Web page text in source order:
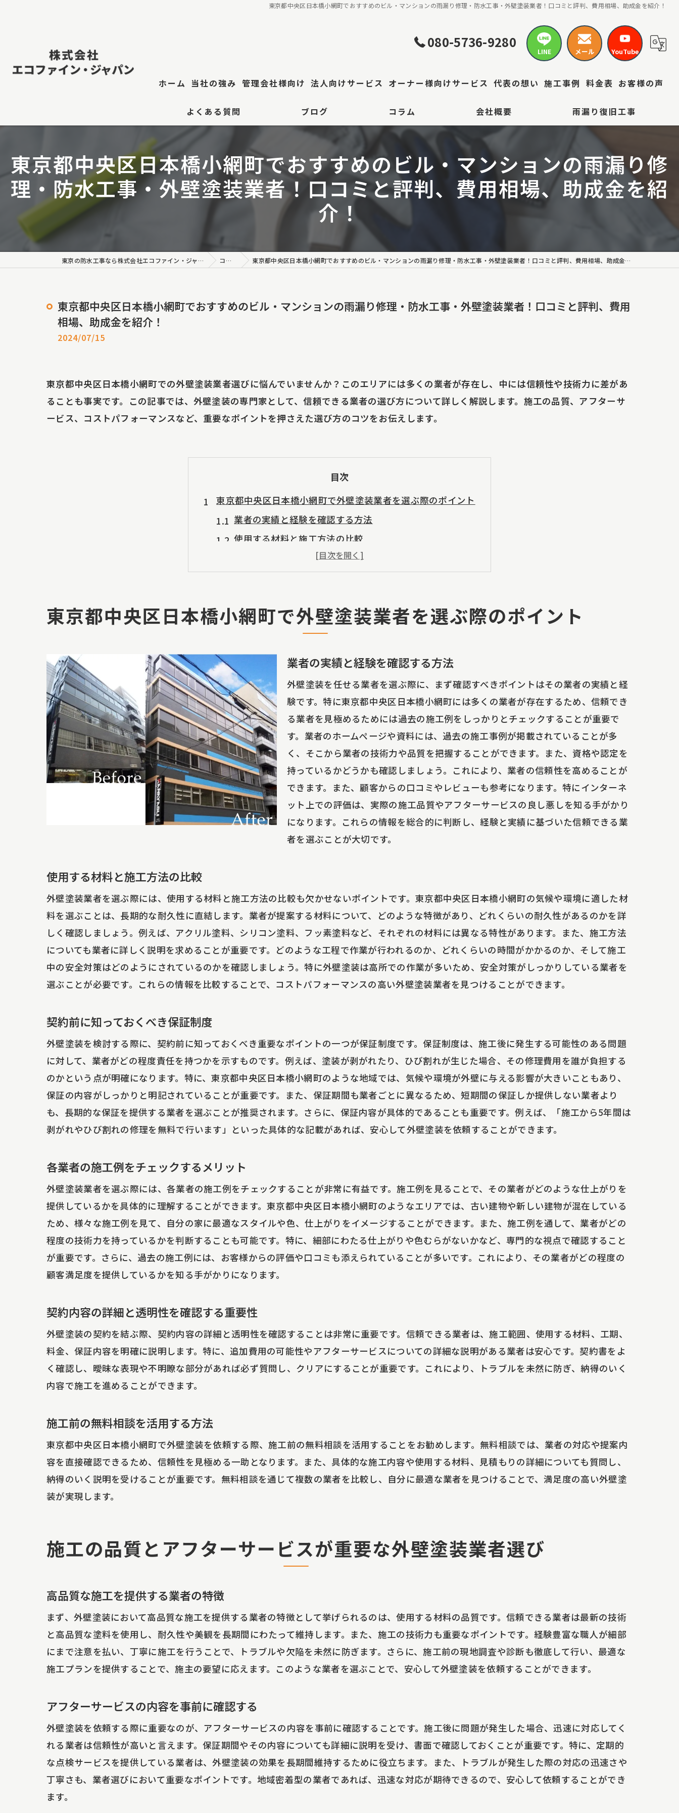
東京都中央区日本橋小網町でおすすめのビル・マンションの雨漏り修理・防水工事・外壁塗装業者！口コミと評判、費用相場、助成金を紹介！
080-5736-9280
LINE メール YouTube
ホーム 当社の強み
江東区 防水工事
屋根塗装
ロープアクセス工法
雨漏り修理
シーリング工事
雨樋工事
管理会社様向け 法人向けサービス オーナー様向けサービス 代表の想い 施工事例 料金表 お客様の声
よくある質問 ブログ コラム 会社概要 雨漏り復旧工事
東京都中央区日本橋小網町でおすすめのビル・マンションの雨漏り修
理・防水工事・外壁塗装業者！口コミと評判、費用相場、助成金を紹
介！
東京の防水工事なら株式会社エコファイン・ジャパン コラム 東京都中央区日本橋小網町でおすすめのビル・マンションの雨漏り修理・防水工事・外壁塗装業者！口コミと評判、費用相場、助成金を紹介！
東京都中央区日本橋小網町でおすすめのビル・マンションの雨漏り修理・防水工事・外壁塗装業者！口コミと評判、費用
相場、助成金を紹介！
2024/07/15
東京都中央区日本橋小網町での外壁塗装業者選びに悩んでいませんか？このエリアには多くの業者が存在し、中には信頼性や技術力に差があ
ることも事実です。この記事では、外壁塗装の専門家として、信頼できる業者の選び方について詳しく解説します。施工の品質、アフターサ
ービス、コストパフォーマンスなど、重要なポイントを押さえた選び方のコツをお伝えします。
目次
東京都中央区日本橋小網町で外壁塗装業者を選ぶ際のポイント
業者の実績と経験を確認する方法
使用する材料と施工方法の比較
契約前に知っておくべき保証制度
施工前の無料相談を活用する方法
施工の品質とアフターサービスが重要な外壁塗装業者選び
高品質な施工を提供する業者の特徴
アフターサービスの内容を事前に確認する
施工品質を保証する業者の選び方
施工後の保証とメンテナンスの重要性
アフターサービスの充実度を評価するポイント
施工時のトラブル対応力を見極める方法
信頼できる外壁塗装業者を見つけるための具体的な方法
信頼できる情報源から業者を探す方法
地域の口コミやレビューを活用する
業者の評価を見極めるためのポイント
施工事例を通じて業者の技術力を確認する
口コミやレビューを活用した外壁塗装業者選びのコツ
信頼性の高い口コミサイトの選び方
過去の施工事例から学ぶ業者選び
ネガティブな口コミをどう判断するか
東京都中央区日本橋小網町の外壁塗装業者の特徴と選び方
中央区日本橋小網町の業者の特性
地域密着型の業者のメリット
地元業者の選び方とそのコツ
地域での施工実績を確認する方法
近隣住民の推薦を活用する
コストパフォーマンスを重視した外壁塗装業者の選び方
コストパフォーマンスの高い業者の特徴
費用対効果を考慮した業者選び
見積もりの比較とそのポイント
予算内で高品質な施工を提供する業者
外壁塗装業者の技術力を見極めるためのチェックポイント
技術力を評価するための基準
施工方法の説明を理解する
専門資格を持つスタッフの確認
アフターサービスが充実した外壁塗装業者の見分け方
アフターサービスの種類と内容
施工後の定期点検の有無
アフターサービスの口コミ評価
問い合わせ対応の丁寧さと迅速さ
東京都中央区日本橋小網町で外壁塗装業者を選ぶ際のポイント
業者の実績と経験を確認する方法
外壁塗装を任せる業者を選ぶ際に、まず確認すべきポイントはその業者の実績と経
験です。特に東京都中央区日本橋小網町には多くの業者が存在するため、信頼でき
る業者を見極めるためには過去の施工例をしっかりとチェックすることが重要で
す。業者のホームページや資料には、過去の施工事例が掲載されていることが多
く、そこから業者の技術力や品質を把握することができます。また、資格や認定を
持っているかどうかも確認しましょう。これにより、業者の信頼性を高めることが
できます。また、顧客からの口コミやレビューも参考になります。特にインターネ
ット上での評価は、実際の施工品質やアフターサービスの良し悪しを知る手がかり
になります。これらの情報を総合的に判断し、経験と実績に基づいた信頼できる業
者を選ぶことが大切です。
使用する材料と施工方法の比較
外壁塗装業者を選ぶ際には、使用する材料と施工方法の比較も欠かせないポイントです。東京都中央区日本橋小網町の気候や環境に適した材
料を選ぶことは、長期的な耐久性に直結します。業者が提案する材料について、どのような特徴があり、どれくらいの耐久性があるのかを詳
しく確認しましょう。例えば、アクリル塗料、シリコン塗料、フッ素塗料など、それぞれの材料には異なる特性があります。また、施工方法
についても業者に詳しく説明を求めることが重要です。どのような工程で作業が行われるのか、どれくらいの時間がかかるのか、そして施工
中の安全対策はどのようにされているのかを確認しましょう。特に外壁塗装は高所での作業が多いため、安全対策がしっかりしている業者を
選ぶことが必要です。これらの情報を比較することで、コストパフォーマンスの高い外壁塗装業者を見つけることができます。
契約前に知っておくべき保証制度
外壁塗装を検討する際に、契約前に知っておくべき重要なポイントの一つが保証制度です。保証制度は、施工後に発生する可能性のある問題
に対して、業者がどの程度責任を持つかを示すものです。例えば、塗装が剥がれたり、ひび割れが生じた場合、その修理費用を誰が負担する
のかという点が明確になります。特に、東京都中央区日本橋小網町のような地域では、気候や環境が外壁に与える影響が大きいこともあり、
保証の内容がしっかりと明記されていることが重要です。また、保証期間も業者ごとに異なるため、短期間の保証しか提供しない業者より
も、長期的な保証を提供する業者を選ぶことが推奨されます。さらに、保証内容が具体的であることも重要です。例えば、「施工から5年間は
剥がれやひび割れの修理を無料で行います」といった具体的な記載があれば、安心して外壁塗装を依頼することができます。
各業者の施工例をチェックするメリット
外壁塗装業者を選ぶ際には、各業者の施工例をチェックすることが非常に有益です。施工例を見ることで、その業者がどのような仕上がりを
提供しているかを具体的に理解することができます。東京都中央区日本橋小網町のようなエリアでは、古い建物や新しい建物が混在している
ため、様々な施工例を見て、自分の家に最適なスタイルや色、仕上がりをイメージすることができます。また、施工例を通して、業者がどの
程度の技術力を持っているかを判断することも可能です。特に、細部にわたる仕上がりや色むらがないかなど、専門的な視点で確認すること
が重要です。さらに、過去の施工例には、お客様からの評価や口コミも添えられていることが多いです。これにより、その業者がどの程度の
顧客満足度を提供しているかを知る手がかりになります。
契約内容の詳細と透明性を確認する重要性
外壁塗装の契約を結ぶ際、契約内容の詳細と透明性を確認することは非常に重要です。信頼できる業者は、施工範囲、使用する材料、工期、
料金、保証内容を明確に説明します。特に、追加費用の可能性やアフターサービスについての詳細な説明がある業者は安心です。契約書をよ
く確認し、曖昧な表現や不明瞭な部分があれば必ず質問し、クリアにすることが重要です。これにより、トラブルを未然に防ぎ、納得のいく
内容で施工を進めることができます。
施工前の無料相談を活用する方法
東京都中央区日本橋小網町で外壁塗装を依頼する際、施工前の無料相談を活用することをお勧めします。無料相談では、業者の対応や提案内
容を直接確認できるため、信頼性を見極める一助となります。また、具体的な施工内容や使用する材料、見積もりの詳細についても質問し、
納得のいく説明を受けることが重要です。無料相談を通じて複数の業者を比較し、自分に最適な業者を見つけることで、満足度の高い外壁塗
装が実現します。
施工の品質とアフターサービスが重要な外壁塗装業者選び
高品質な施工を提供する業者の特徴
まず、外壁塗装において高品質な施工を提供する業者の特徴として挙げられるのは、使用する材料の品質です。信頼できる業者は最新の技術
と高品質な塗料を使用し、耐久性や美観を長期間にわたって維持します。また、施工の技術力も重要なポイントです。経験豊富な職人が細部
にまで注意を払い、丁寧に施工を行うことで、トラブルや欠陥を未然に防ぎます。さらに、施工前の現地調査や診断も徹底して行い、最適な
施工プランを提供することで、施主の要望に応えます。このような業者を選ぶことで、安心して外壁塗装を依頼することができます。
アフターサービスの内容を事前に確認する
外壁塗装を依頼する際に重要なのが、アフターサービスの内容を事前に確認することです。施工後に問題が発生した場合、迅速に対応してく
れる業者は信頼性が高いと言えます。保証期間やその内容についても詳細に説明を受け、書面で確認しておくことが重要です。特に、定期的
な点検サービスを提供している業者は、外壁塗装の効果を長期間維持するために役立ちます。また、トラブルが発生した際の対応の迅速さや
丁寧さも、業者選びにおいて重要なポイントです。地域密着型の業者であれば、迅速な対応が期待できるので、安心して依頼することができ
ます。